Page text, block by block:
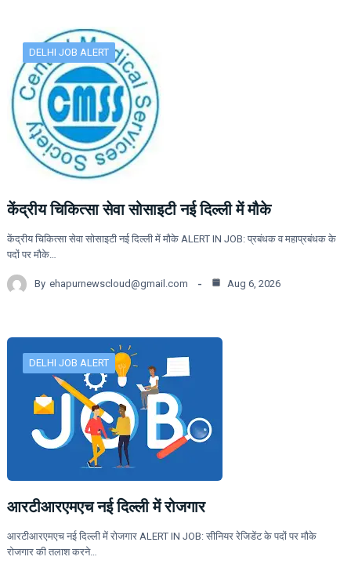
DELHI JOB ALERT
केंद्रीय चिकित्सा सेवा सोसाइटी नई दिल्ली में मौके
केंद्रीय चिकित्सा सेवा सोसाइटी नई दिल्ली में मौके ALERT IN JOB: प्रबंधक व महाप्रबंधक के
पदों पर मौके…
By ehapurnewscloud@gmail.com Aug 6, 2026
DELHI JOB ALERT
आरटीआरएमएच नई दिल्ली में रोजगार
आरटीआरएमएच नई दिल्ली में रोजगार ALERT IN JOB: सीनियर रेजिडेंट के पदों पर मौके
रोजगार की तलाश करने…